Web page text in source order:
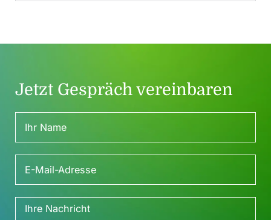
Jetzt Gespräch vereinbaren